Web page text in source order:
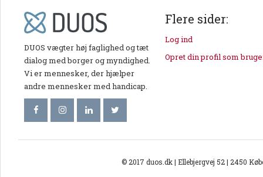
DUOS vægter høj faglighed og tæt
dialog med borger og myndighed.
Vi er mennesker, der hjælper
andre mennesker med handicap.
Flere sider:
Log ind
Opret din profil som
© 2017 duos.dk | Ellebjergvej 52 | 2450